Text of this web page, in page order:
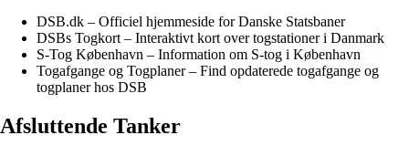
DSB.dk – Officiel hjemmeside for Danske Statsbaner
DSBs Togkort – Interaktivt kort over togstationer i Danmark
S-Tog København – Information om S-tog i København
Togafgange og Togplaner – Find opdaterede togafgange og
togplaner hos DSB
Afsluttende Tanker